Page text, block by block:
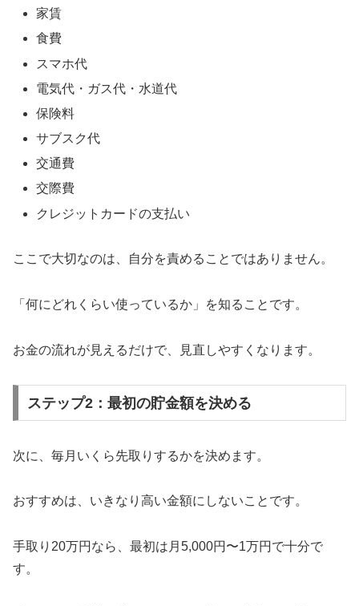
家賃
食費
スマホ代
電気代・ガス代・水道代
保険料
サブスク代
交通費
交際費
クレジットカードの支払い
ここで大切なのは、自分を責めることではありません。
「何にどれくらい使っているか」を知ることです。
お金の流れが見えるだけで、見直しやすくなります。
ステップ2：最初の貯金額を決める
次に、毎月いくら先取りするかを決めます。
おすすめは、いきなり高い金額にしないことです。
手取り20万円なら、最初は月5,000円〜1万円で十分で
す。